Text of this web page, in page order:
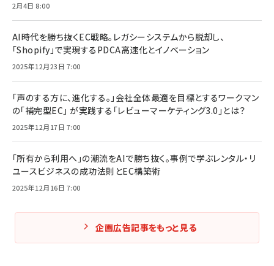
2月4日 8:00
AI時代を勝ち抜くEC戦略。レガシーシステムから脱却し、
「Shopify」で実現するPDCA高速化とイノベーション
2025年12月23日 7:00
「声のする方に、進化する。」会社全体最適を目標とするワークマン
の「補完型EC」 が実践する「レビューマーケティング3.0」とは？
2025年12月17日 7:00
「所有から利用へ」の潮流をAIで勝ち抜く。事例で学ぶレンタル・リ
ユースビジネスの成功法則とEC構築術
2025年12月16日 7:00
企画広告記事をもっと見る